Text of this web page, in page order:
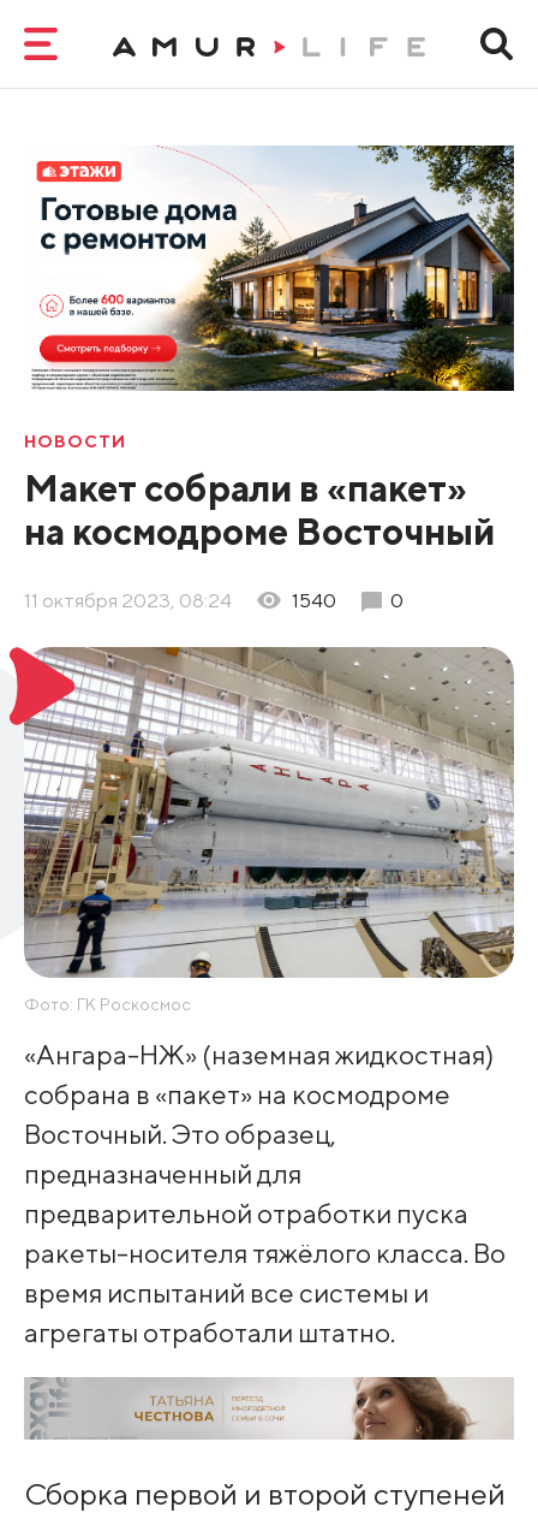
НОВОСТИ
Макет собрали в «пакет»
на космодроме Восточный
11 октября 2023, 08:24 1540 0
Фото: ГК Роскосмос
«Ангара-НЖ» (наземная жидкостная)
собрана в «пакет» на космодроме
Восточный. Это образец,
предназначенный для
предварительной отработки пуска
ракеты-носителя тяжёлого класса. Во
время испытаний все системы и
агрегаты отработали штатно.
Сборка первой и второй ступеней